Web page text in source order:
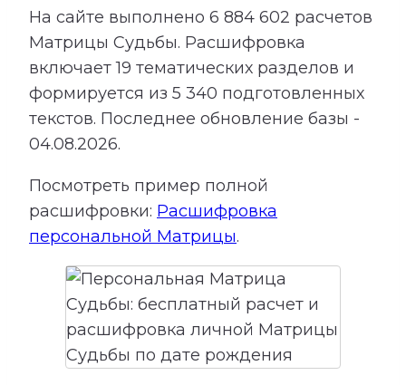
На сайте выполнено 6 884 602 расчетов
Матрицы Судьбы. Расшифровка
включает19 тематических разделов и
формируется из 5 340 подготовленных
текстов. Последнее обновление базы -
04.08.2026.
Посмотреть пример полной
расшифровки: Расшифровка
персональной Матрицы.